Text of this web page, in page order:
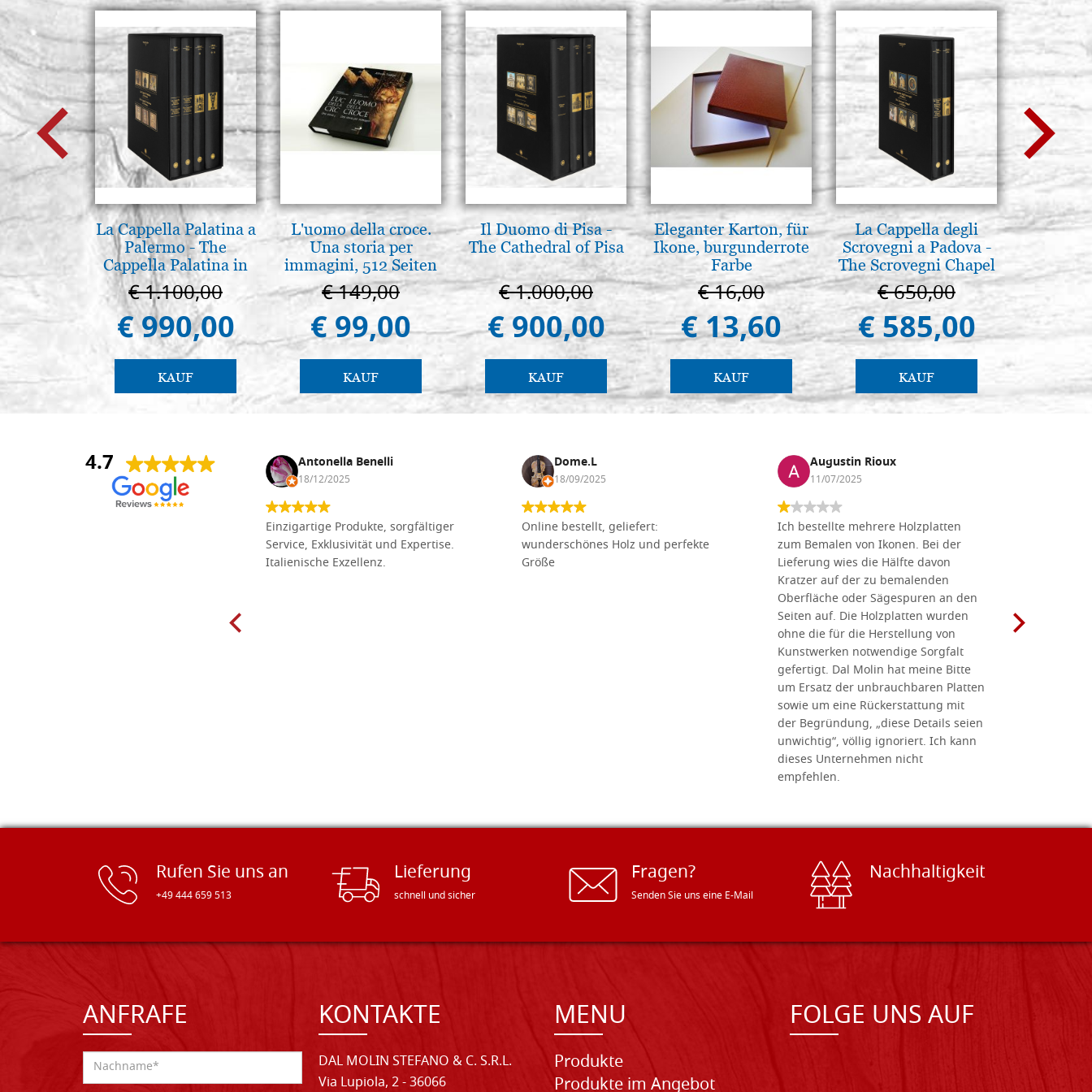
La Cappella Palatina a
Palermo - The
Cappella Palatina in
Palermo
€ 1.100,00
€ 990,00
KAUF
L'uomo della croce.
Una storia per
immagini, 512 Seiten
€ 149,00
€ 99,00
KAUF
Il Duomo di Pisa -
The Cathedral of Pisa
€ 1.000,00
€ 900,00
KAUF
Eleganter Karton, für
Ikone, burgunderrote
Farbe
€ 16,00
€ 13,60
KAUF
La Cappella degli
Scrovegni a Padova -
The Scrovegni Chapel
in Padua
€ 650,00
€ 585,00
KAUF
€
4.7
Anna Maria Negri Antonella Benelli
18/12/2025
Einzigartige Produkte, sorgfältiger
Service, Exklusivität und Expertise.
Italienische Exzellenz.
Dome.L
18/09/2025
Online bestellt, geliefert:
wunderschönes Holz und perfekte
Größe
Augustin Rioux
11/07/2025
Ich bestellte mehrere Holzplatten
zum Bemalen von Ikonen. Bei der
Lieferung wies die Hälfte davon
Kratzer auf der zu bemalenden
Oberfläche oder Sägespuren an den
Seiten auf. Die Holzplatten wurden
ohne die für die Herstellung von
Kunstwerken notwendige Sorgfalt
gefertigt. Dal Molin hat meine Bitte
um Ersatz der unbrauchbaren Platten
sowie um eine Rückerstattung mit
der Begründung, „diese Details seien
unwichtig“, völlig ignoriert. Ich kann
dieses Unternehmen nicht
empfehlen.
Rufen Sie uns an
+49 444 659 513
Lieferung
schnell und sicher
Fragen?
Senden Sie uns eine E-Mail
Nachhaltigkeit
ANFRAFE KONTAKTE
DAL MOLIN STEFANO & C. S.R.L.
Via Lupiola, 2 - 36066
MENU
Produkte
Produkte im Angebot
FOLGE UNS AUF